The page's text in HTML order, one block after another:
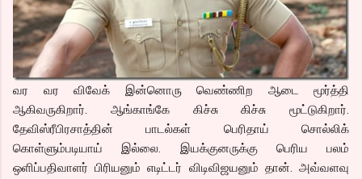
வர வர விவேக் இன்னொரு வெண்ணிற ஆடை மூர்த்தி
ஆகிவருகிறார். ஆங்காங்கே கிச்சு கிச்சு மூட்டுகிறார்.
தேவிஸ்ரீபிரசாத்தின் பாடல்கள் பெரிதாய் சொல்லிக்
கொள்ளும்படியாய் இல்லை. இயக்குனருக்கு பெரிய பலம்
ஒளிப்பதிவாளர் பிரியனும் எடிட்டர் விடிவிஜயனும் தான். அவ்வளவு